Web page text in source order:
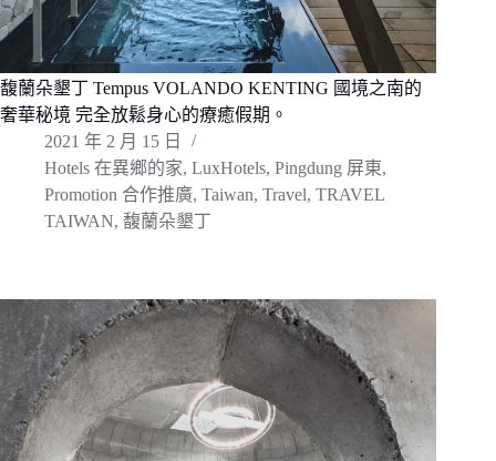
馥蘭朵墾丁 Tempus VOLANDO KENTING 國境之南的
奢華秘境 完全放鬆身心的療癒假期。
2021 年 2 月 15 日
Hotels 在異鄉的家, LuxHotels, Pingdung 屏東,
Promotion 合作推廣, Taiwan, Travel, TRAVEL
TAIWAN, 馥蘭朵墾丁